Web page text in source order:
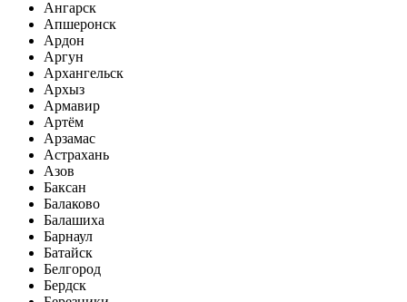
Ангарск
Апшеронск
Ардон
Аргун
Архангельск
Архыз
Армавир
Артём
Арзамас
Астрахань
Азов
Баксан
Балаково
Балашиха
Барнаул
Батайск
Белгород
Бердск